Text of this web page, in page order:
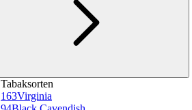
Tabaksorten
163Virginia